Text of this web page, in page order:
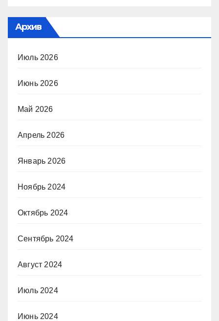
Архив
Июль 2026
Июнь 2026
Май 2026
Апрель 2026
Январь 2026
Ноябрь 2024
Октябрь 2024
Сентябрь 2024
Август 2024
Июль 2024
Июнь 2024